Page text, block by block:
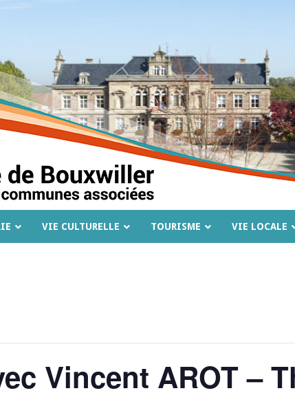
VIE CULTURELLE TOURISME VIE LOCALE
Vincent AROT –